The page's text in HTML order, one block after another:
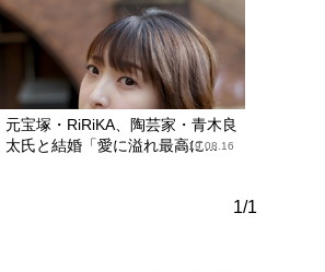
元宝塚・RiRiKA、陶芸家・青木良
太氏と結婚「愛に溢れ最高に...
2019.08.16
1/1